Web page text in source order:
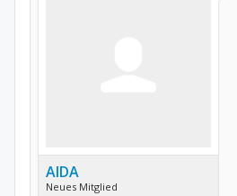
AIDA
Neues Mitglied